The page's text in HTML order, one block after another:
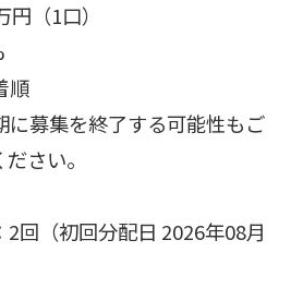
（1口）
順
募集を終了する可能性もご
さい。
回（初回分配日 2026年08月